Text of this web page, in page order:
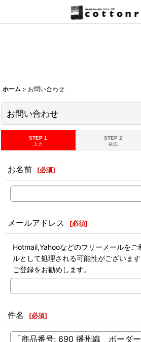
ホーム > お問い合わせ
お問い合わせ
STEP 1
入力
STEP 2
確認
お名前 [必須]
メールアドレス [必須]
Hotmail,Yahooなどのフリーメールをご
ルとして処理される可能性がございま
ご登録をお勧めします。
件名 [必須]